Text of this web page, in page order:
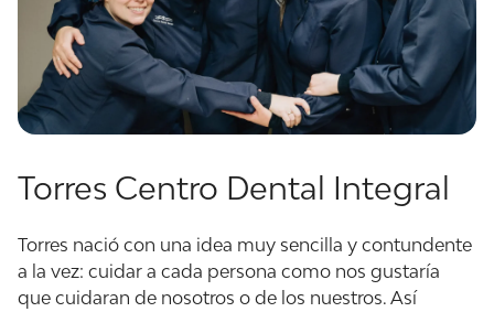
Torres Centro Dental Integral
Torres nació con una idea muy sencilla y contundente
a la vez: cuidar a cada persona como nos gustaría
que cuidaran de nosotros o de los nuestros. Así